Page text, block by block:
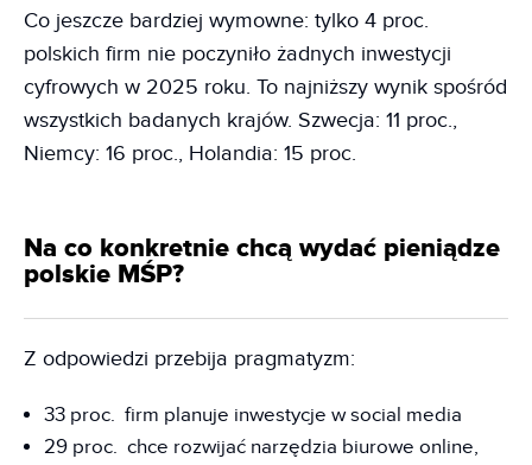
Co jeszcze bardziej wymowne: tylko 4 proc.
polskich firm nie poczyniło żadnych inwestycji
cyfrowych w 2025 roku. To najniższy wynik spośród
wszystkich badanych krajów. Szwecja: 11 proc.,
Niemcy: 16 proc., Holandia: 15 proc.
Na co konkretnie chcą wydać pieniądze
polskie MŚP?
Z odpowiedzi przebija pragmatyzm:
33 proc. firm planuje inwestycje w social media
29 proc. chce rozwijać narzędzia biurowe online,